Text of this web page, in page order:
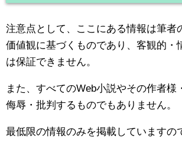
注意点として、ここにある情報は筆者
価値観に基づくものであり、客観的・
は保証できません。
また、すべてのWeb小説やその作者様
侮辱・批判するものでもありません。
最低限の情報のみを掲載していますの